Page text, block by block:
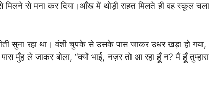
से मना कर दिया।आँख में थोड़ी राहत मिलते ही वह स्कूल चला
सुना रहा था। वंशी चुपके से उसके पास जाकर उधर खड़ा हो गया,
मुँह ले जाकर बोला, “क्यों भाई, नज़र तो आ रहा हूँ न? मैं हूँ तुम्हारा